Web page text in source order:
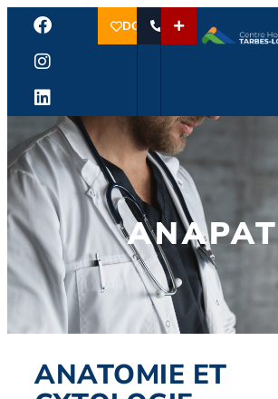
DON
ANAPAT
ANATOMIE ET